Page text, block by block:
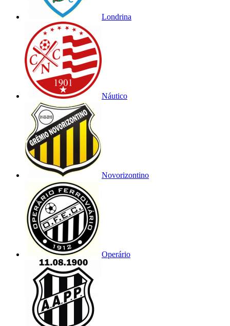
Londrina
Náutico
Novorizontino
Operário